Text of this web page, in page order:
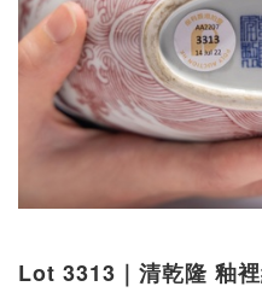
Lot 3313｜清乾隆 釉